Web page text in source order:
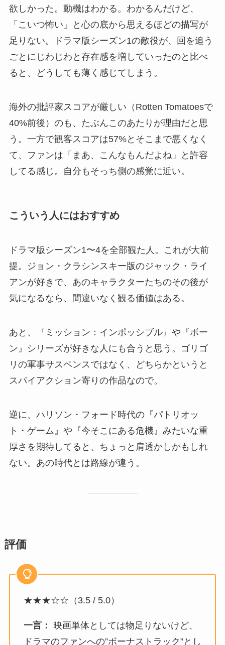
欲しかった。動機はわかる。わかるんだけど、
「こいつ怖い」と心の底から思えるほどの描写が
足りない。ドラマ版シーズン1の敵役が、回を追う
ごとにじわじわと存在感を増していったのと比べ
ると、どうしても薄く感じてしまう。
海外の批評家スコアが厳しい（Rotten Tomatoesで
40%前後）のも、たぶんこのあたりが理由だと思
う。一方で観客スコアは57%とそこまで悪くなく
て、ファンは「まあ、こんなもんだよね」と許容
してる感じ。自分もそっち側の感覚に近い。
こういう人にはおすすめ
ドラマ版シーズン1〜4を全部観た人。これが大前
提。ジョン・クラシンスキー版のジャック・ライ
アンが好きで、あのキャラクターたちのその後が
気になるなら、間違いなく観る価値はある。
あと、『ミッション：インポッシブル』や『ボー
ン』シリーズが好きな人にも合うと思う。ゴリゴ
リの軍事サスペンスではなく、どちらかというと
スパイアクション寄りの作品なので。
逆に、ハリソン・フォード時代の『パトリオッ
ト・ゲーム』や『今そこにある危機』みたいな重
厚さを期待してると、ちょっと肩透かしかもしれ
ない。あの時代とは路線が違う。
評価
★★★☆☆（3.5 / 5.0）
一言：
映画単体としては物足りないけど、
ドラマのファンへの”ボーナストラック”とし